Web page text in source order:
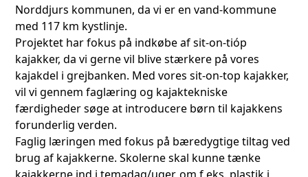
Norddjurs kommunen, da vi er en vand-kommune
med 117 km kystlinje.
Projektet har fokus på indkøbe af sit-on-tióp
kajakker, da vi gerne vil blive stærkere på vores
kajakdel i grejbanken. Med vores sit-on-top kajakker,
vil vi gennem faglæring og kajaktekniske
færdigheder søge at introducere børn til kajakkens
forunderlig verden.
Faglig læringen med fokus på bæredygtige tiltag ved
brug af kajakkerne. Skolerne skal kunne tænke